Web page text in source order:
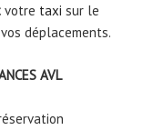
votre taxi sur le
déplacements.
AVL